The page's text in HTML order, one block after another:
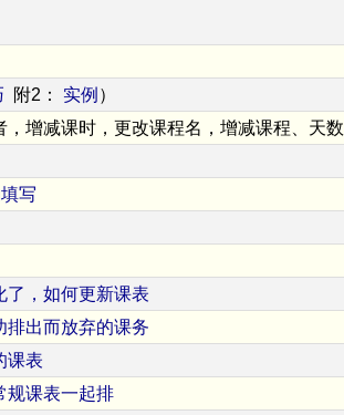
附2： 实例 ）
，增减课时，更改课程名，增减课程、天
写
了，如何更新课表
排出而放弃的课务
课表
规课表一起排